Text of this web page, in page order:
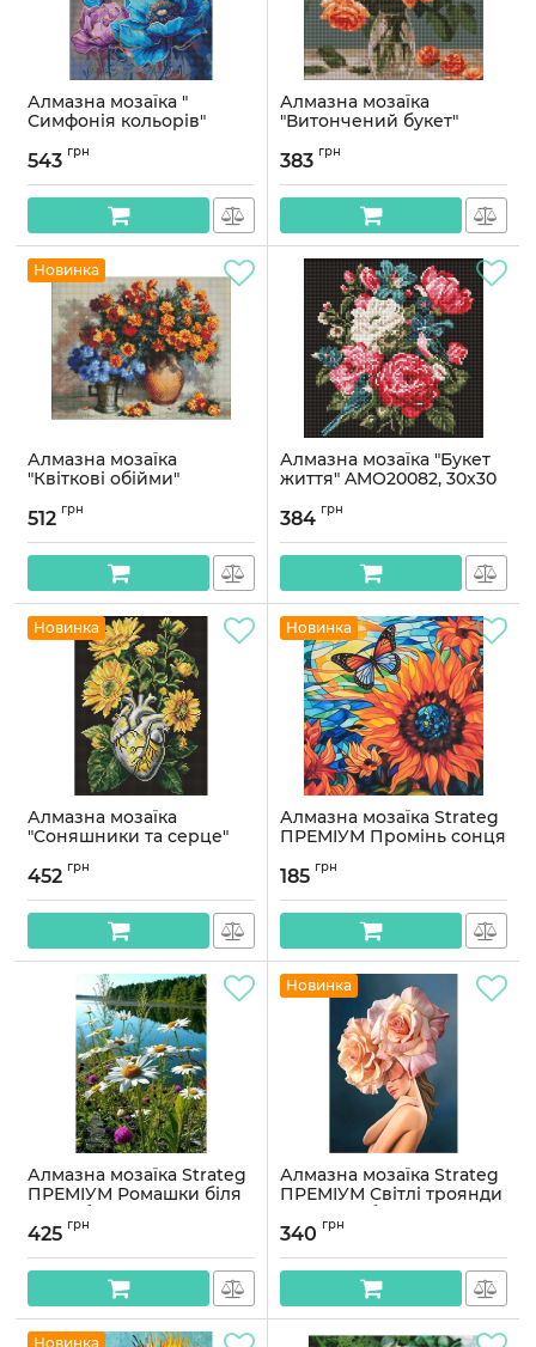
Алмазна мозаїка "
Симфонія кольорів"
40х50 см
Артикул:AMO8047
543 грн
Алмазна мозаїка
"Витончений букет"
Артикул:
383 грн
Новинка
Алмазна мозаїка
"Квіткові обійми"
Ідейка AMO7406 40х50
Артикул:AMO7406
512 грн
Алмазна мозаїка "Букет
життя" AMO20082, 30х30
Артикул:
384 грн
Новинка
Алмазна мозаїка
"Соняшники та серце"
30х40 см
Артикул:AMO20178
452 грн
Новинка
Алмазна мозаїка Strateg
ПРЕМІУМ Промінь сонця
повна викладка
Артикул:DEEX16284
185 грн
Алмазна мозаїка Strateg
ПРЕМІУМ Ромашки біля
річки без підрамника
розміром 50х65 см
Артикул:SGK86070
425 грн
Новинка
Алмазна мозаїка Strateg
ПРЕМІУМ Світлі троянди
на голові без підрамника
розміром 30х40 см
Артикул:JSDF82174
340 грн
Новинка